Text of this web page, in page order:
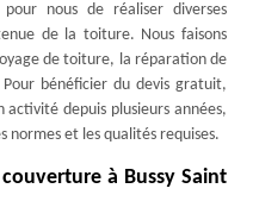
nous de réaliser diverses
de la toiture. Nous faisons
de toiture, la réparation de
bénéficier du devis gratuit,
depuis plusieurs années,
normes et les qualités requises.
à Bussy Saint